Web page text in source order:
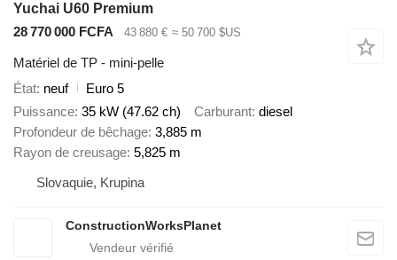
Yuchai U60 Premium
28 770 000 FCFA
43 880 € ≈ 50 700 $US
Matériel de TP - mini-pelle
État neuf
Euro 5
Puissance 35 kW (47.62 ch) Carburant diesel
Profondeur de bêchage 3,885 m
Rayon de creusage 5,825 m
Slovaquie, Krupina
ConstructionWorksPlanet